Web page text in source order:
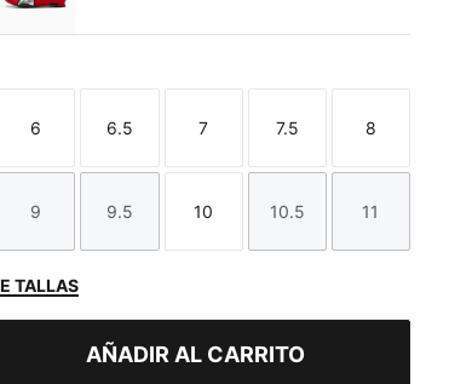
PUMA Black
For All Time Red-PUMA Black
Talla
6
Talla
6.5
Talla
7
Talla
7.5
Talla
8
Talla
9
Talla
9.5
Talla
10
Talla
10.5
Talla
11
TALLAS
a la lista de deseos
AÑADIR AL CARRITO